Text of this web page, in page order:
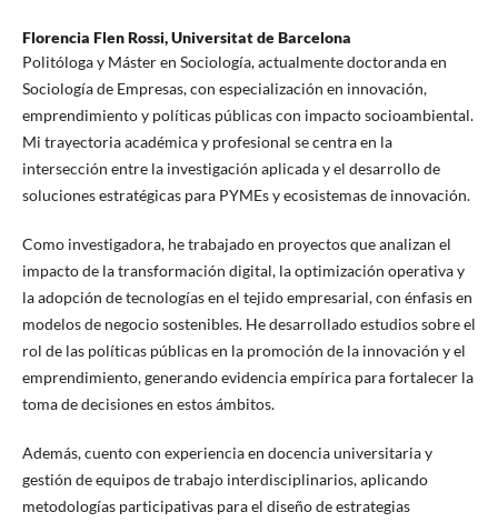
Florencia Flen Rossi,Universitat de Barcelona
Politóloga y Máster en Sociología, actualmente doctoranda en
Sociología de Empresas, con especialización en innovación,
emprendimiento y políticas públicas con impacto socioambiental.
Mi trayectoria académica y profesional se centra en la
intersección entre la investigación aplicada y el desarrollo de
soluciones estratégicas para PYMEs y ecosistemas de innovación.
Como investigadora, he trabajado en proyectos que analizan el
impacto de la transformación digital, la optimización operativa y
la adopción de tecnologías en el tejido empresarial, con énfasis en
modelos de negocio sostenibles. He desarrollado estudios sobre el
rol de las políticas públicas en la promoción de la innovación y el
emprendimiento, generando evidencia empírica para fortalecer la
toma de decisiones en estos ámbitos.
Además, cuento con experiencia en docencia universitaria y
gestión de equipos de trabajo interdisciplinarios, aplicando
metodologías participativas para el diseño de estrategias